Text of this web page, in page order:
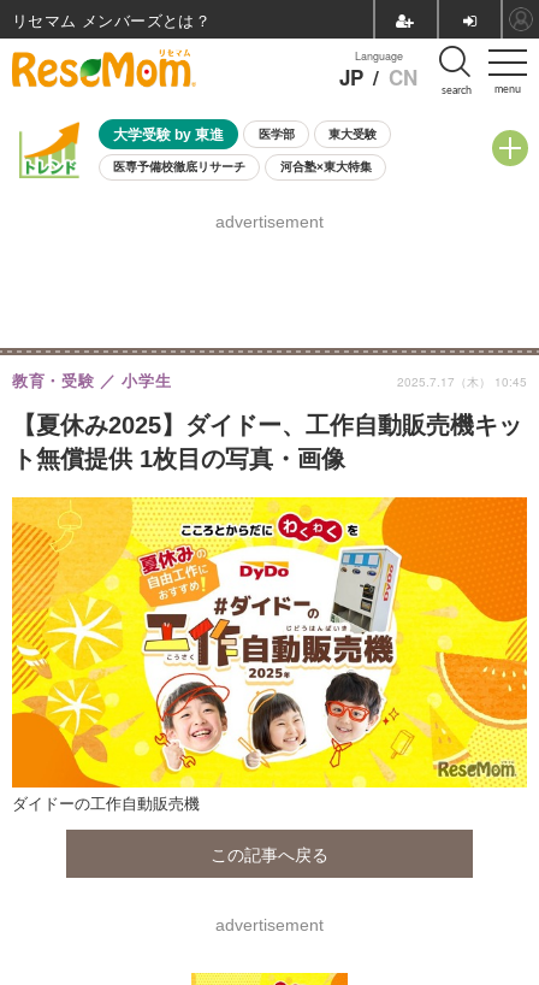
menu
Language
JP / CN search
大学受験 by 東進 医学部 東大受験
医専予備校徹底リサーチ 河合塾×東大特集
8月開催学校説明会・相談会
advertisement
【夏休み2025】ダイドー、工作自動販売機キッ
ト無償提供 1枚目の写真・画像
教育・受験 小学生 2025.7.17（木） 10:45
ダイドーの工作自動販売機
この記事へ戻る
advertisement
リセマム メンバーズ